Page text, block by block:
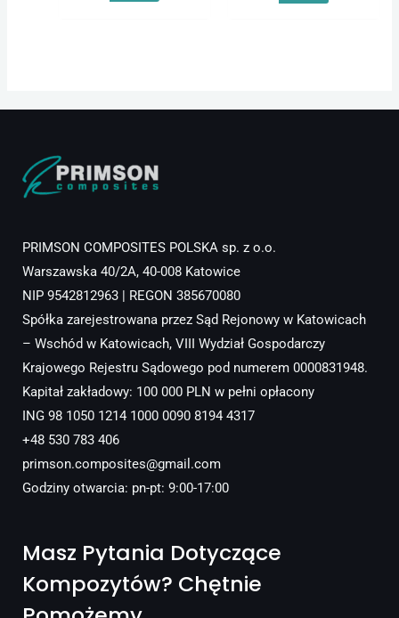
PRIMSON COMPOSITES POLSKA sp. z o.o.
Warszawska 40/2A, 40-008 Katowice
NIP 9542812963 | REGON 385670080
Spółka zarejestrowana przez Sąd Rejonowy w Katowicach
– Wschód w Katowicach, VIII Wydział Gospodarczy
Krajowego Rejestru Sądowego pod numerem 0000831948.
Kapitał zakładowy: 100 000 PLN w pełni opłacony
ING 98 1050 1214 1000 0090 8194 4317
+48 530 783 406
primson.composites@gmail.com
Godziny otwarcia: pn-pt: 9:00-17:00
Masz Pytania Dotyczące
Kompozytów? Chętnie